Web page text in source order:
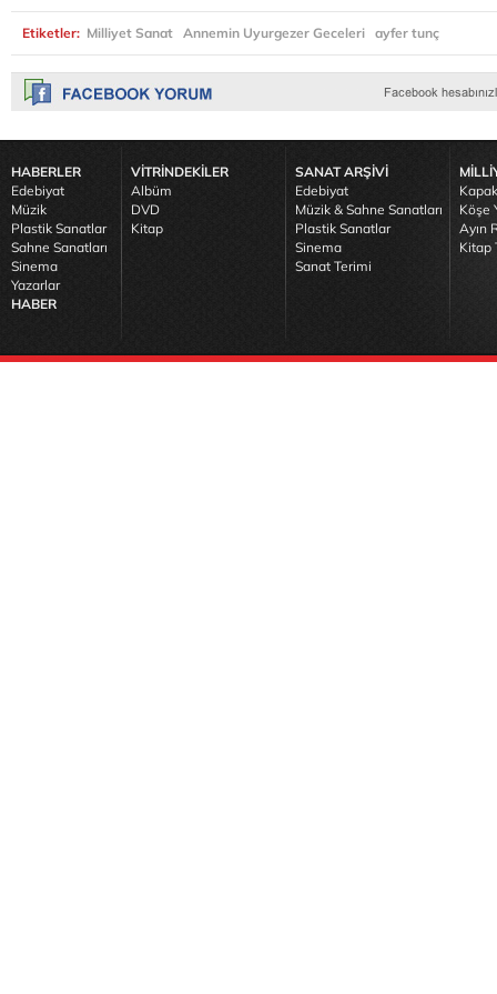
Etiketler: Milliyet Sanat Annemin Uyurgezer Geceleri ayfer tunç
HABERLER
Edebiyat
Müzik
Plastik Sanatlar
Sahne Sanatları
Sinema
Yazarlar
HABER
VİTRİNDEKİLER
Albüm
DVD
Kitap
SANAT ARŞİVİ
Edebiyat
Müzik & Sahne Sanatları
Plastik Sanatlar
Sinema
Sanat Terimi
Köşe
Ayın
Kitap